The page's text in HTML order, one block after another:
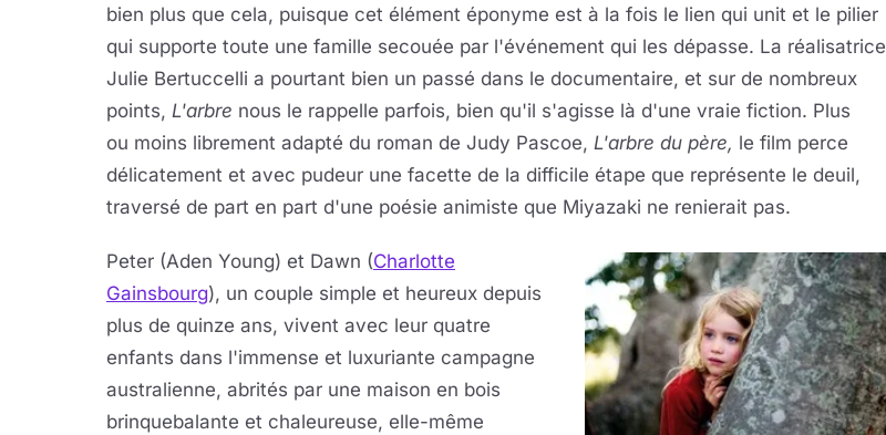
bien plus que cela, puisque cet élément éponyme est à la fois le lien qui unit et le pilier
qui supporte toute une famille secouée par l'événement qui les dépasse. La réalisatrice
Julie Bertuccelli a pourtant bien un passé dans le documentaire, et sur de nombreux
points, L'arbre nous le rappelle parfois, bien qu'il s'agisse là d'une vraie fiction. Plus
ou moins librement adapté du roman de Judy Pascoe, L'arbre du père, le film perce
délicatement et avec pudeur une facette de la difficile étape que représente le deuil,
traversé de part en part d'une poésie animiste que Miyazaki ne renierait pas.
Peter (Aden Young) et Dawn (Charlotte
Gainsbourg), un couple simple et heureux depuis
plus de quinze ans, vivent avec leur quatre
enfants dans l'immense et luxuriante campagne
australienne, abrités par une maison en bois
brinquebalante et chaleureuse, elle-même